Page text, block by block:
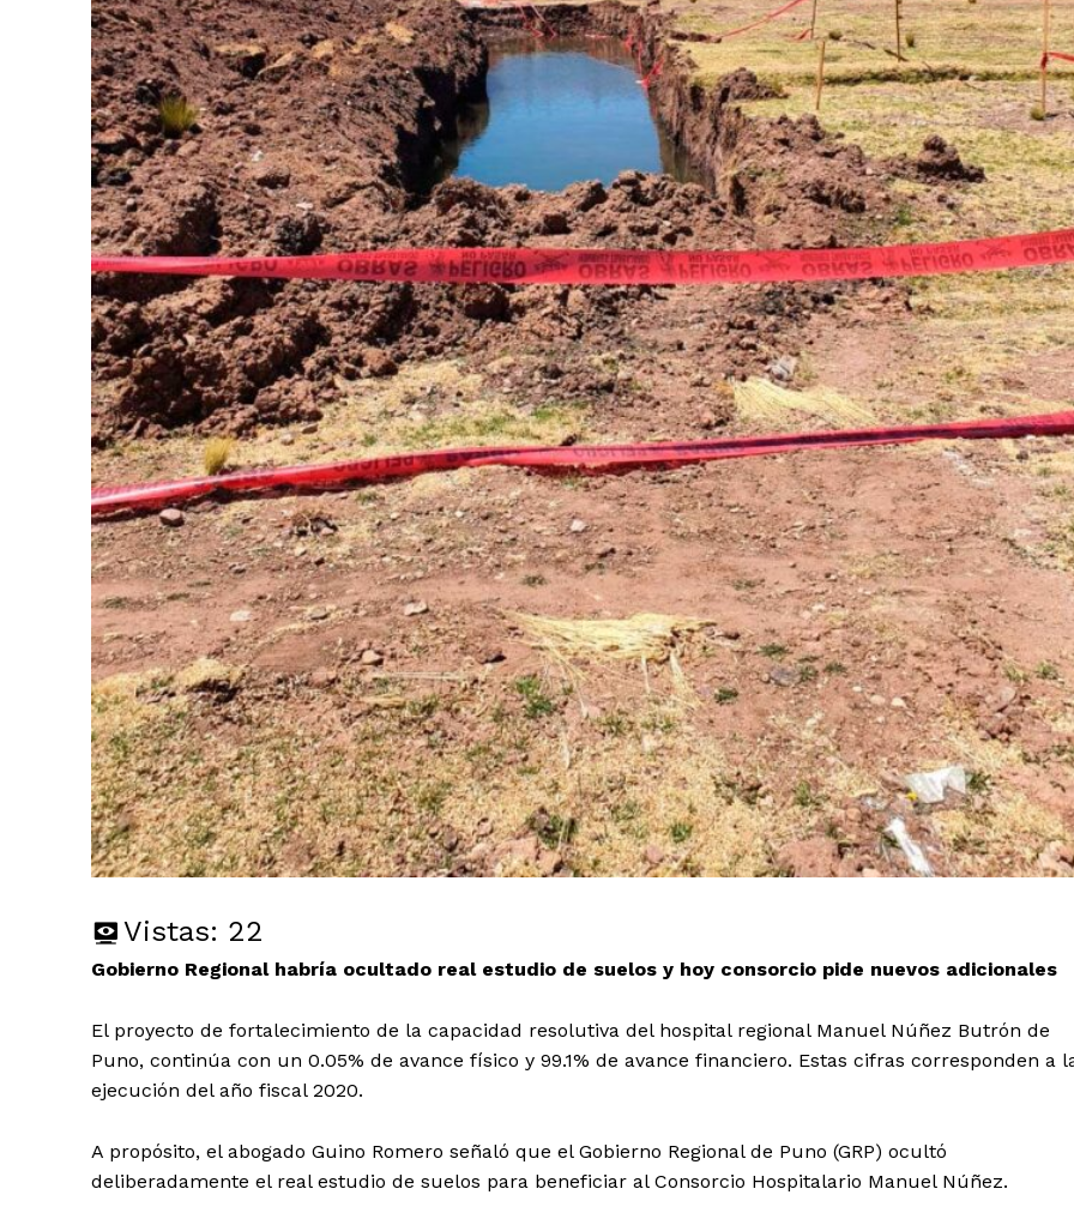
Vistas: 22
Gobierno Regional habría ocultado real estudio de suelos y hoy consorcio pide nuevos adicionales
El proyecto de fortalecimiento de la capacidad resolutiva del hospital regional Manuel Núñez Butrón de
Puno, continúa con un 0.05% de avance físico y 99.1% de avance financiero. Estas cifras corresponden a
ejecución del año fiscal 2020.
A propósito, el abogado Guino Romero señaló que el Gobierno Regional de Puno (GRP) ocultó
deliberadamente el real estudio de suelos para beneficiar al Consorcio Hospitalario Manuel Núñez.